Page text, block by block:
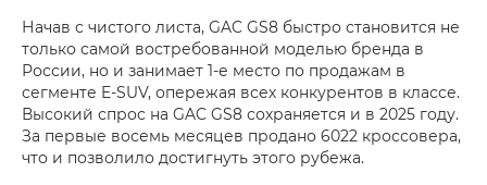
Начав с чистого листа, GAC GS8 быстро становится не
только самой востребованной моделью бренда в
России, но и занимает 1-е место по продажам в
сегменте E-SUV, опережая всех конкурентов в классе.
Высокий спрос на GAC GS8 сохраняется и в 2025 году.
За первые восемь месяцев продано 6022 кроссовера,
что и позволило достигнуть этого рубежа.